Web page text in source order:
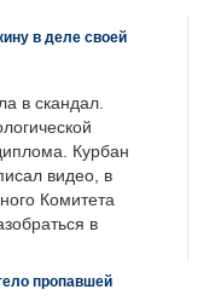
в деле своей
в скандал.
Курбан
видео, в
Комитета
в
пропавшей